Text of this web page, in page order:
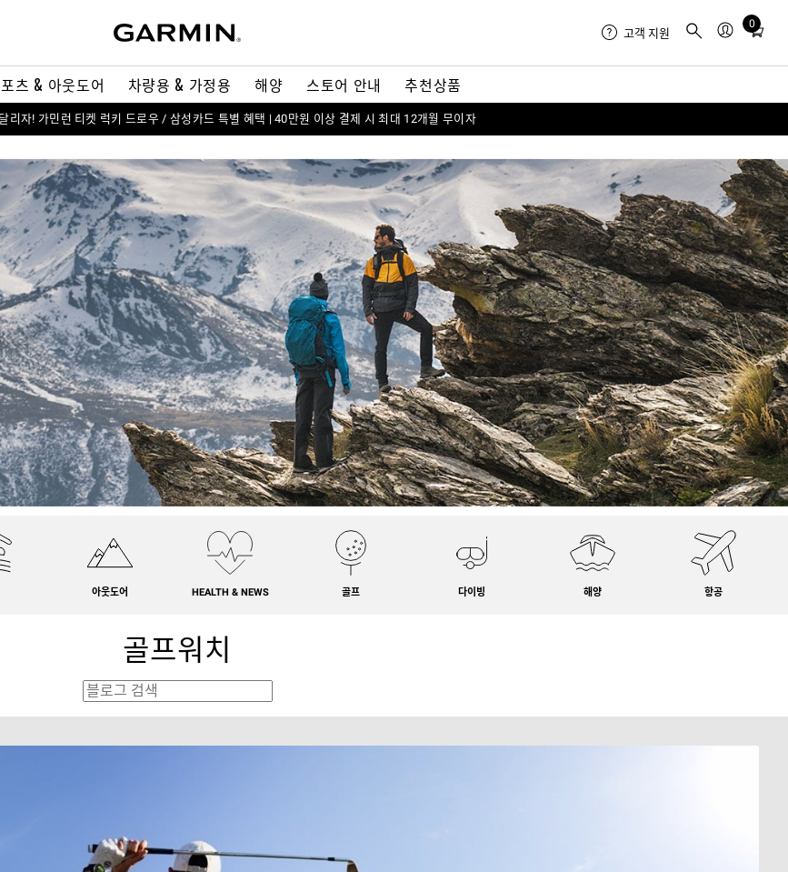
츠 & 아웃도어 차량용 & 가정용 해양 스토어 안내 추천상품
고객 지원
0
Total
in
리자! 가민런 티켓 럭키 드로우 / 삼성카드 특별 혜택 | 40만원 이상 결제 시 최대 12개월 무이자
아웃도어 HEALTH & NEWS 골프 다이빙 해양 항공
골프워치